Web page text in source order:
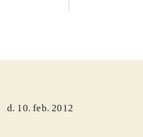
d. 10. feb. 2012